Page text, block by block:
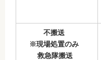
不搬送
※現場処置のみ
救急隊搬送